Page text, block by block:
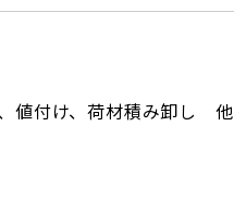
値付け、荷材積み卸し 他